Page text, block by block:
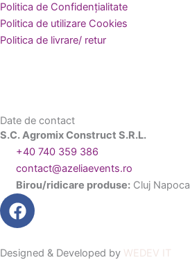
Politica de Confidențialitate
Politica de utilizare Cookies
Politica de livrare/ retur
Date de contact
S.C. Agromix Construct S.R.L.
+40 740 359 386
contact@azeliaevents.ro
Birou/ridicare produse: Cluj
F
a
e
Designed & Developed by WEDEV IT